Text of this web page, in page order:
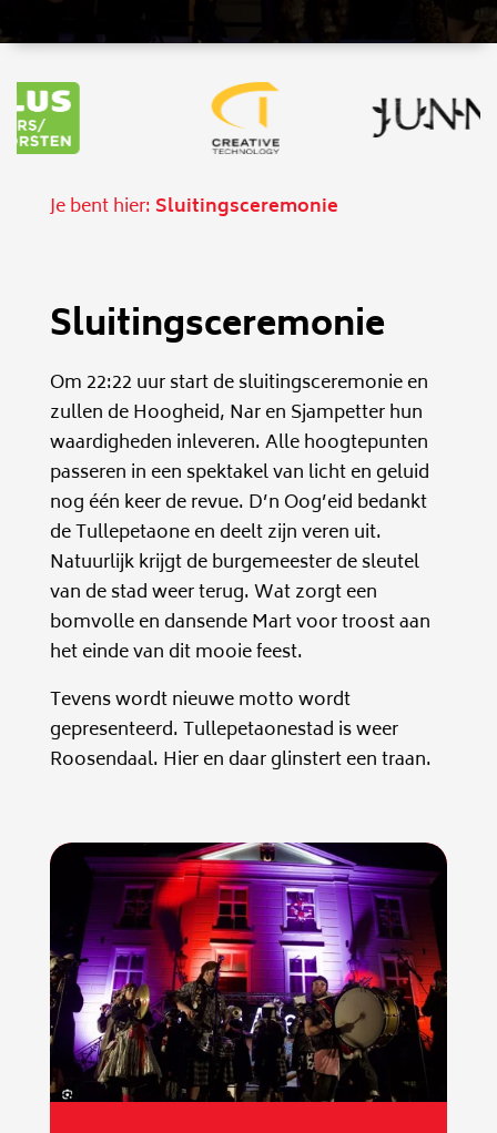
Je bent hier: Sluitingsceremonie
Sluitingsceremonie
Om 22:22 uur start de sluitingsceremonie en
zullen de Hoogheid, Nar en Sjampetter hun
waardigheden inleveren. Alle hoogtepunten
passeren in een spektakel van licht en geluid
nog één keer de revue. D’n Oog’eid bedankt
de Tullepetaone en deelt zijn veren uit.
Natuurlijk krijgt de burgemeester de sleutel
van de stad weer terug. Wat zorgt een
bomvolle en dansende Mart voor troost aan
het einde van dit mooie feest.
Tevens wordt nieuwe motto wordt
gepresenteerd. Tullepetaonestad is weer
Roosendaal. Hier en daar glinstert een traan.